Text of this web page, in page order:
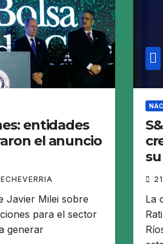
entidades
el anuncio
Javier Milei sobre
para el sector
generar
La